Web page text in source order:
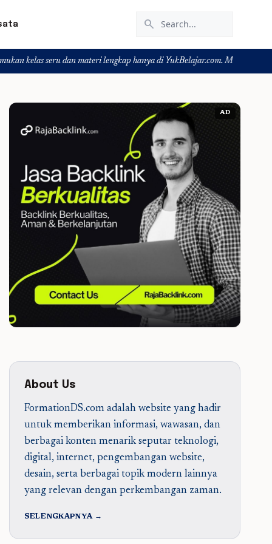
search
dan materi lengkap hanya di YukBelajar.com. Mulai langkah
AD
About Us
FormationDS.com adalah website yang hadir
untuk memberikan informasi, wawasan, dan
berbagai konten menarik seputar teknologi,
digital, internet, pengembangan website,
desain, serta berbagai topik modern lainnya
yang relevan dengan perkembangan zaman.
SELENGKAPNYA →